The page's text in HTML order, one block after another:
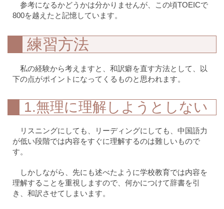
参考になるかどうかは分かりませんが、この頃TOEICで
800を越えたと記憶しています。
練習方法
私の経験から考えますと、和訳癖を直す方法として、以
下の点がポイントになってくるものと思われます。
1.無理に理解しようとしない
リスニングにしても、リーディングにしても、中国語力
が低い段階では内容をすぐに理解するのは難しいもので
す。
しかしながら、先にも述べたように学校教育では内容を
理解することを重視しますので、何かにつけて辞書を引
き、和訳させてしまいます。